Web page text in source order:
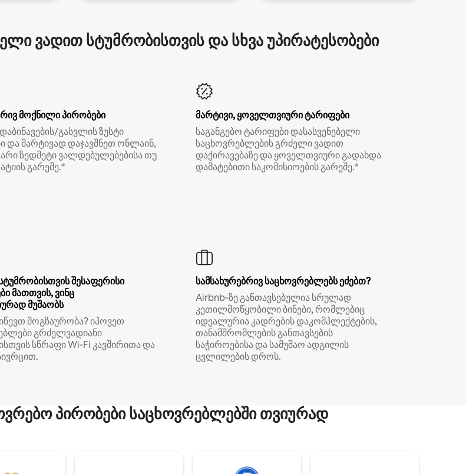
ვადით სტუმრობისთვის და სხვა უპირატესობები
მოქნილი პირობები
გასვლის ზუსტი
და მარტივად დაჯავშნეთ ონლაინ,
ზედმეტი ვალდებულებებისა თუ
გარეშე.*
მარტივი, ყოველთვიური ტარიფები
საგანგებო ტარიფები დასასვენებელი
საცხოვრებლების გრძელი ვადით
დაქირავებაზე და ყოველთვიური გადახდა
დამატებითი საკომისიოების გარეშე.*
სტუმრობისთვის შესაფერისი
მათთვის, ვინც
მუშაობს
მოგზაურობა? იპოვეთ
გრძელვადიანი
სწრაფი Wi‑Fi კავშირითა და
სამსახურებრივ საცხოვრებლებს ეძებთ?
Airbnb‑ზე განთავსებულია სრულად
კეთილმოწყობილი ბინები, რომლებიც
იდეალურია კადრების დაკომპლექტების,
თანამშრომლების განთავსების
საჭიროებისა და სამუშაო ადგილის
ცვლილების დროს.
პირობები საცხოვრებლებში თვიურად